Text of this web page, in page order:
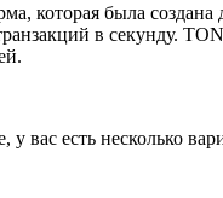
которая была
в секунду.
вас есть несколько